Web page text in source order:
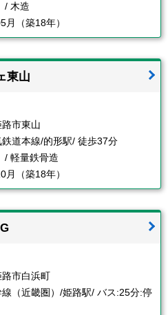
/ 木造
月（築18年）
東山
市東山
鉄道本線/的形駅/ 徒歩37分
/ 軽量鉄骨造
月（築18年）
市白浜町
線（近畿圏）/姫路駅/ バス:25分:停